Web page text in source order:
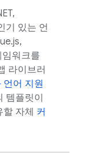
기 있는 언
워크를
라이브러
언어 지원
템플릿이
자체 커